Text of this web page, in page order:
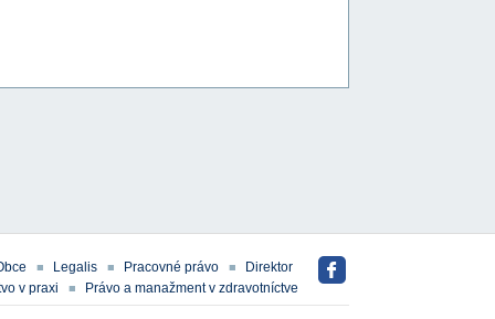
Legalis Pracovné právo
Direktor
v praxi
Právo a manažment v zdravotníctve